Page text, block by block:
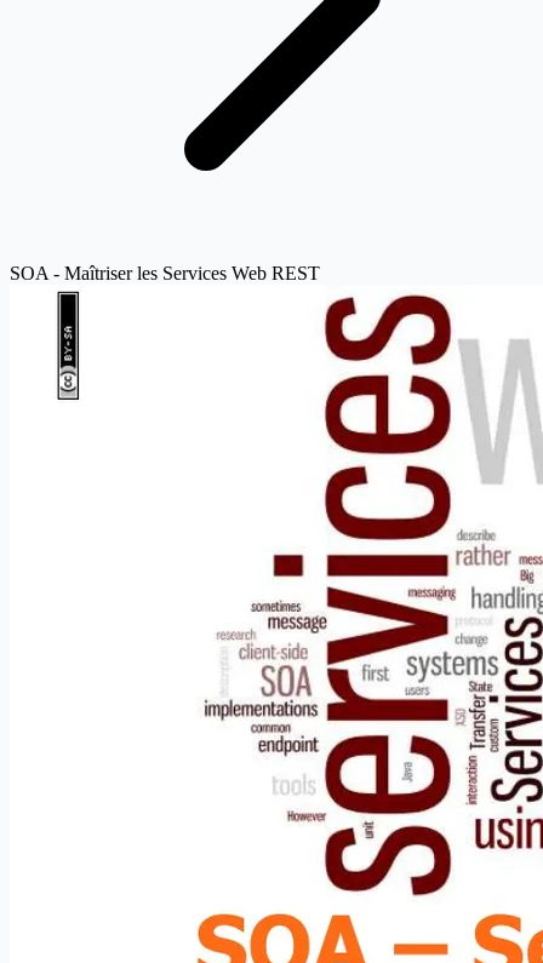
SOA - Maîtriser les Services Web REST